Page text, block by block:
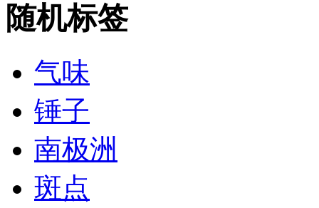
随机标签
气味
锤子
南极洲
斑点